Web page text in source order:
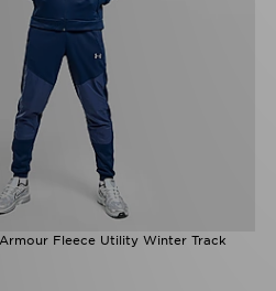
Fleece Utility Winter Track